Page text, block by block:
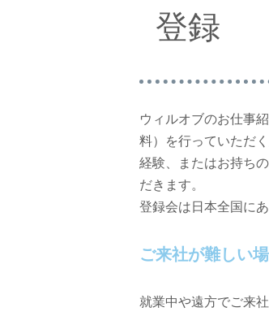
登録
ウィルオブのお仕事
料）を行っていただ
経験、またはお持ち
だきます。
登録会は日本全国に
ご来社が難しい
就業中や遠方でご来